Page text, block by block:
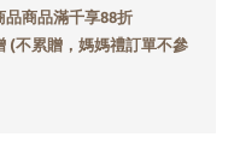
品商品滿千享88折
(不累贈，媽媽禮訂單不參